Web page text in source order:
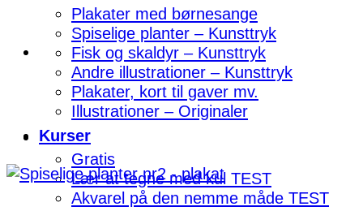
Plakater med børnesange
Spiselige planter – Kunsttryk
Fisk og skaldyr – Kunsttryk
Andre illustrationer – Kunsttryk
Plakater, kort til gaver mv.
Illustrationer – Originaler
Kurser
Gratis
Lær at tegne med kul TEST
Akvarel på den nemme måde TEST